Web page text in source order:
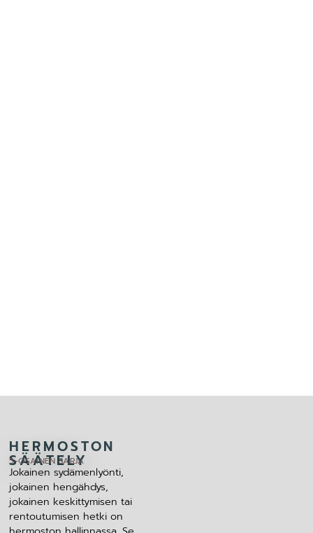
HERMOSTON
SÄÄTELY
5-OSAINEN SARJA
Jokainen sydämenlyönti,
jokainen hengähdys,
jokainen keskittymisen tai
rentoutumisen hetki on